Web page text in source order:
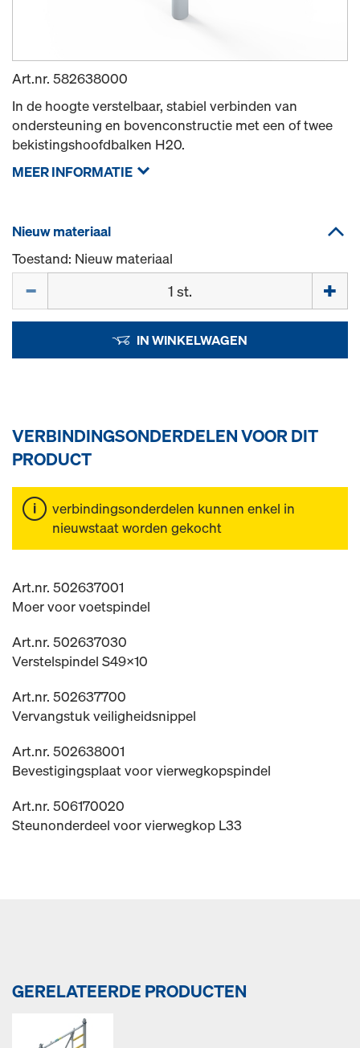
Art.nr. 582638000
In de hoogte verstelbaar, stabiel verbinden van
ondersteuning en bovenconstructie met een of twee
bekistingshoofdbalken H20.
MEER INFORMATIE
Nieuw materiaal
Toestand: Nieuw materiaal
IN WINKELWAGEN
VERBINDINGSONDERDELEN VOOR DIT
PRODUCT
verbindingsonderdelen kunnen enkel in
nieuwstaat worden gekocht
Art.nr. 502637001
Moer voor voetspindel
Art.nr. 502637030
Verstelspindel S49x10
Art.nr. 502637700
Vervangstuk veiligheidsnippel
Art.nr. 502638001
Bevestigingsplaat voor vierwegkopspindel
Art.nr. 506170020
Steunonderdeel voor vierwegkop L33
GERELATEERDE PRODUCTEN